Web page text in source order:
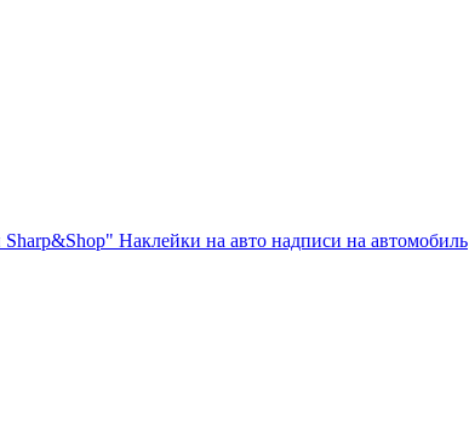
Наклейки на авто надписи на автомобиль